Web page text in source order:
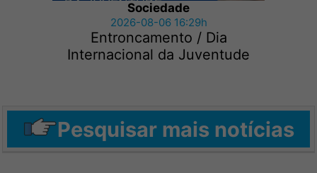
Sociedade
2026-08-06 16:29h
Entroncamento / Dia
Internacional da Juventude
Pesquisar mais notícias